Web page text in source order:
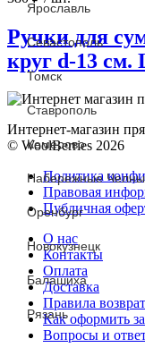
Ручки для
круг d-13 см.
Интернет-магазин
© WoolBerries 2026
Политика
Правовая
Публичная
О нас
Контакты
Оплата
Доставка
Правила
Как оформить
Вопросы и
Ярославль
Севастополь
Томск
Ставрополь
Кемерово
Набережные Челны
Оренбург
Новокузнецк
Балашиха
Рязань